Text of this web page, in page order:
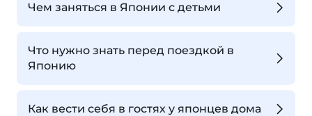
Чем заняться в Японии с детьми
Что нужно знать перед поездкой в
Японию
Как вести себя в гостях у японцев дома